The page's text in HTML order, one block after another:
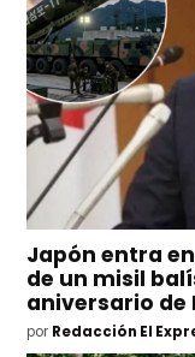
Japón entra
de un misil
aniversario de
por Redacción El